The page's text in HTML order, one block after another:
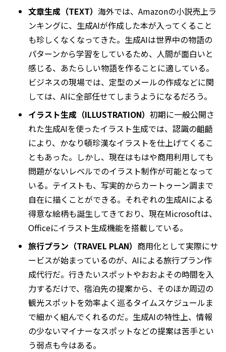
文章生成（TEXT） 海外では、Amazonの小説売上ラ
ンキングに、生成AIが作成した本が入ってくること
も珍しくなくなってきた。生成AIは世界中の物語の
パターンから学習をしているため、人間が面白いと
感じる、あたらしい物語を作ることに適している。
ビジネスの現場では、定型のメールの作成などに関
しては、AIに全部任せてしまうようになるだろう。
イラスト生成（ILLUSTRATION） 初期に一般公開さ
れた生成AIを使ったイラスト生成では、認識の齟齬
により、かなり頓珍漢なイラストを仕上げてくるこ
ともあった。しかし、現在はもはや商用利用しても
問題がないレベルでのイラスト制作が可能となって
いる。テイストも、写実的からカートゥーン調まで
自在に描くことができる。それぞれの生成AIによる
得意な絵柄も誕生してきており、現在Microsoftは、
Officeにイラスト生成機能を搭載している。
旅行プラン（TRAVEL PLAN） 商用化として実際にサ
ービスが始まっているのが、AIによる旅行プラン作
成代行だ。行きたいスポットやおおよその時間を入
力するだけで、宿泊先の提案から、そのほか周辺の
観光スポットを効率よく巡るタイムスケジュールま
で細かく組んでくれるのだ。生成AIの特性上、情報
の少ないマイナーなスポットなどの提案は苦手とい
う弱点も今はある。